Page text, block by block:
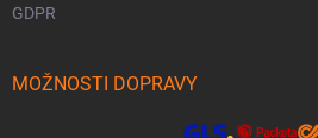
GDPR
MOŽNOSTI DOPRAVY